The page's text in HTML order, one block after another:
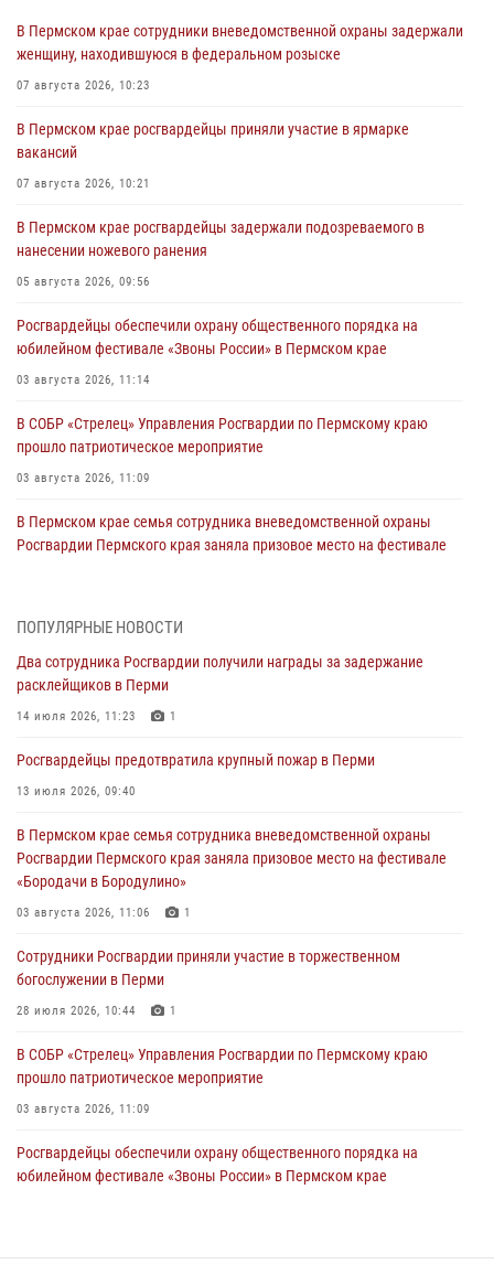
В Пермском крае сотрудники вневедомственной охраны задержали
женщину, находившуюся в федеральном розыске
07 августа 2026, 10:23
В Пермском крае росгвардейцы приняли участие в ярмарке
вакансий
07 августа 2026, 10:21
В Пермском крае росгвардейцы задержали подозреваемого в
нанесении ножевого ранения
05 августа 2026, 09:56
Росгвардейцы обеспечили охрану общественного порядка на
юбилейном фестивале «Звоны России» в Пермском крае
03 августа 2026, 11:14
В СОБР «Стрелец» Управления Росгвардии по Пермскому краю
прошло патриотическое мероприятие
03 августа 2026, 11:09
В Пермском крае семья сотрудника вневедомственной охраны
Росгвардии Пермского края заняла призовое место на фестивале
юных спортсменов
03 августа 2026, 10:59
30 июля 2026, 05:19
богослужении в Перми
28 июля 2026, 10:44
Росгвардейцы оказали силовую поддержку при задержании
28 июля 2026, 06:15
ПОПУЛЯРНЫЕ НОВОСТИ
Два сотрудника Росгвардии получили награды за задержание
расклейщиков в Перми
14 июля 2026, 11:23 1
Росгвардейцы предотвратила крупный пожар в Перми
13 июля 2026, 09:40
В Пермском крае семья сотрудника вневедомственной охраны
Росгвардии Пермского края заняла призовое место на фестивале
«Бородачи в Бородулино»
03 августа 2026, 11:06 1
Сотрудники Росгвардии приняли участие в торжественном
богослужении в Перми
28 июля 2026, 10:44 1
В СОБР «Стрелец» Управления Росгвардии по Пермскому краю
прошло патриотическое мероприятие
03 августа 2026, 11:09
Росгвардейцы обеспечили охрану общественного порядка на
юбилейном фестивале «Звоны России» в Пермском крае